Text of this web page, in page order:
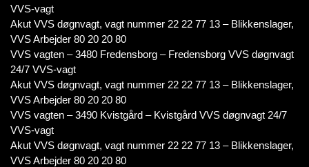
VVS-vagt
Akut VVS døgnvagt, vagt nummer 22 22 77 13 – Blikkenslager,
VVS Arbejder 80 20 20 80
VVS vagten – 3480 Fredensborg – Fredensborg VVS døgnvagt
24/7 VVS-vagt
Akut VVS døgnvagt, vagt nummer 22 22 77 13 – Blikkenslager,
VVS Arbejder 80 20 20 80
VVS vagten – 3490 Kvistgård – Kvistgård VVS døgnvagt 24/7
VVS-vagt
Akut VVS døgnvagt, vagt nummer 22 22 77 13 – Blikkenslager,
VVS Arbejder 80 20 20 80